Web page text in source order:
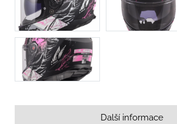
Další informace